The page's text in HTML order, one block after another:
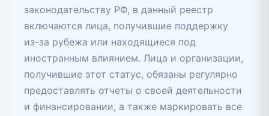
законодательству РФ, в данный реестр
включаются лица, получившие поддержку
из-за рубежа или находящиеся под
иностранным влиянием. Лица и организации,
получившие этот статус, обязаны регулярно
предоставлять отчеты о своей деятельности
и финансировании, а также маркировать все